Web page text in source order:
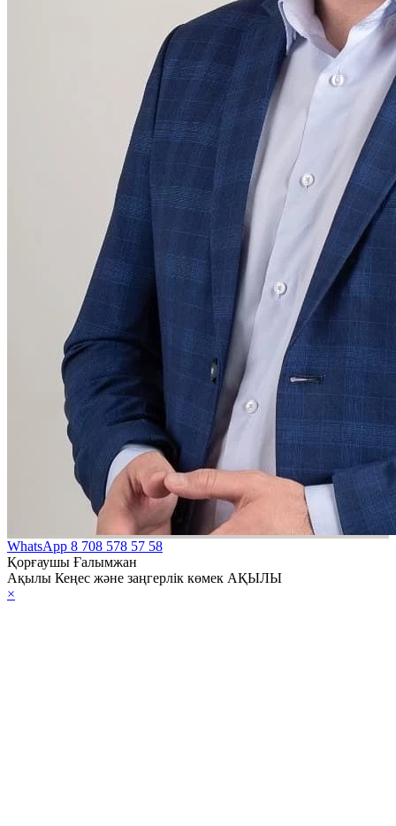
WhatsApp 8 708 578 57 58
Қорғаушы Ғалымжан
Ақылы Кеңес және заңгерлік көмек АҚЫЛЫ
×